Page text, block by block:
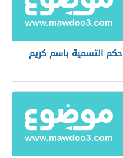
حكم التسمية باسم كريم